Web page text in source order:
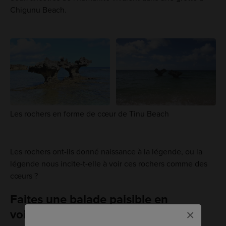
×
Chigunu Beach.
Les rochers en forme de cœur de Tinu Beach
Les rochers ont-ils donné naissance à la légende, ou la
légende nous incite-t-elle à voir ces rochers comme des
cœurs ?
Faites une balade paisible en
voiture autour de l'île